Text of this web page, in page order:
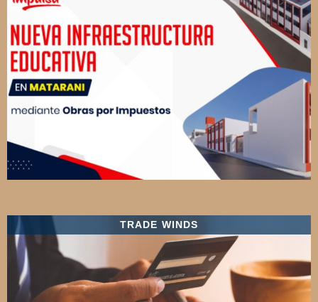
TRADE WINDS